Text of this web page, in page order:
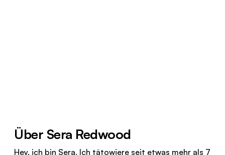
Über Sera Redwood
Hey, ich bin Sera. Ich tätowiere seit etwas mehr als 7